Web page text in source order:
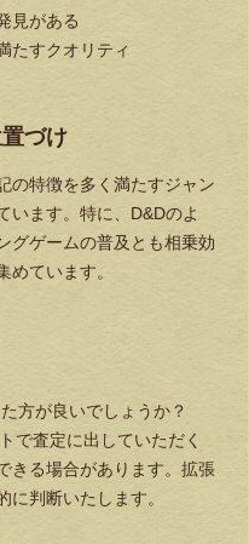
見がある
たすクオリティ
づけ
の特徴を多く満たすジャン
います。特に、D&Dのよ
グゲームの普及とも相乗効
ています。
方が良いでしょうか？
で査定に出していただく
きる場合があります。拡張
判断いたします。